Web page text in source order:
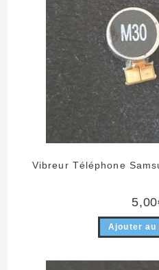
Vibreur Téléphone
5,00
Ajouter au